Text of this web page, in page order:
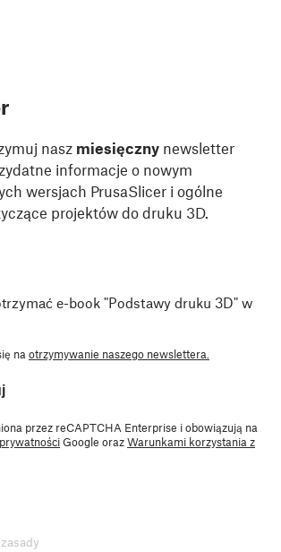
nasz miesięczny newsletter
informacje o nowym
wersjach PrusaSlicer i ogólne
projektów do druku 3D.
e-book "Podstawy druku 3D" w
na otrzymywanie naszego newslettera.
przez reCAPTCHA Enterprise i obowiązują na
Google orazWarunkami korzystania z